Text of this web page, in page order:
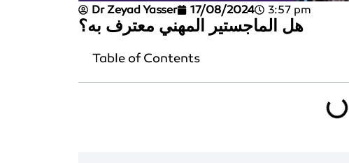
Dr Zeyad Yasser 17/08/2024 3:57 pm
هل الماجستير المهني معترف به؟
Table of Contents